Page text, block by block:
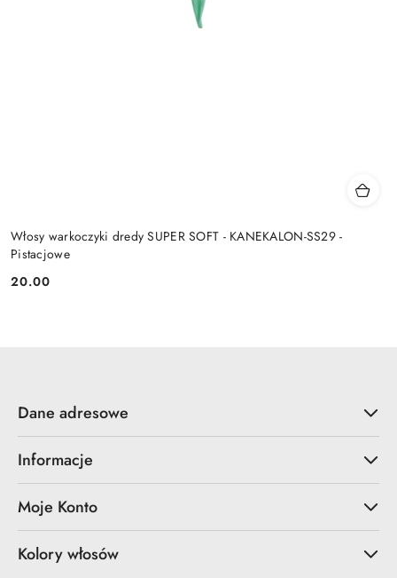
Włosy warkoczyki dredy SUPER SOFT - KANEKALON-SS29 -
Pistacjowe
Cena:
20.00
Dane adresowe
Informacje
Moje Konto
Kolory włosów